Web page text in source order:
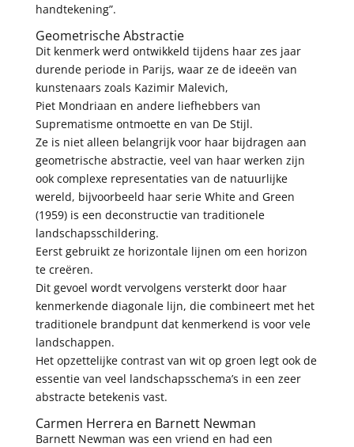
handtekening”.
Geometrische Abstractie
Dit kenmerk werd ontwikkeld tijdens haar zes jaar
durende periode in Parijs, waar ze de ideeën van
kunstenaars zoals Kazimir Malevich,
Piet Mondriaan en andere liefhebbers van
Suprematisme ontmoette en van De Stijl.
Ze is niet alleen belangrijk voor haar bijdragen aan
geometrische abstractie, veel van haar werken zijn
ook complexe representaties van de natuurlijke
wereld, bijvoorbeeld haar serie White and Green
(1959) is een deconstructie van traditionele
landschapsschildering.
Eerst gebruikt ze horizontale lijnen om een ​​horizon
te creëren.
Dit gevoel wordt vervolgens versterkt door haar
kenmerkende diagonale lijn, die combineert met het
traditionele brandpunt dat kenmerkend is voor vele
landschappen.
Het opzettelijke contrast van wit op groen legt ook de
essentie van veel landschapsschema’s in een zeer
abstracte betekenis vast.
Carmen Herrera en Barnett Newman
Barnett Newman was een vriend en had een